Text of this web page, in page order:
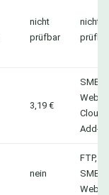
nicht
prüfbar
nicht
3,19 €
SMB,
Cloud
Add-
nein
FTP,
SMB,